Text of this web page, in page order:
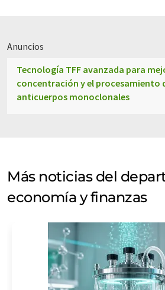
Anuncios
Tecnología TFF avanzada para
concentración y el procesamiento
anticuerpos monoclonales
Más noticias del
economía y finanzas